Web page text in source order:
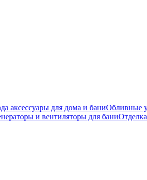
аксессуары для дома и баниОбливные
и вентиляторы для бани